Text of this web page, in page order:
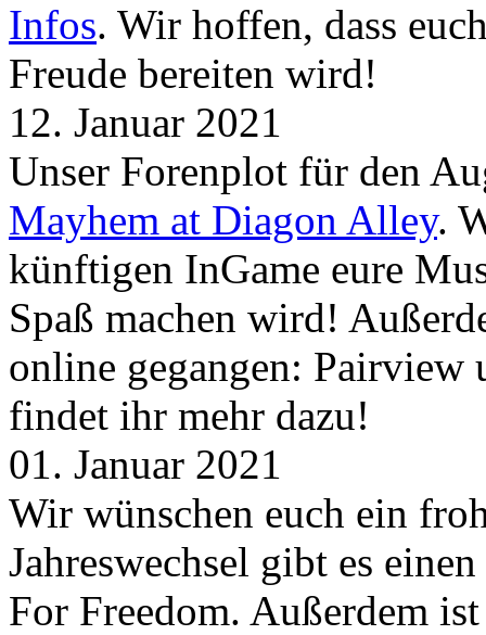
Infos. Wir hoffen, dass
Freude bereiten wird!
12. Januar 2021
Unser Forenplot für den
Mayhem at Diagon Alley.
künftigen InGame eure
Spaß machen wird!
online gegangen:
findet ihr mehr dazu!
01. Januar 2021
Wir wünschen euch ein
Jahreswechsel gibt es einen
For Freedom. Außerdem